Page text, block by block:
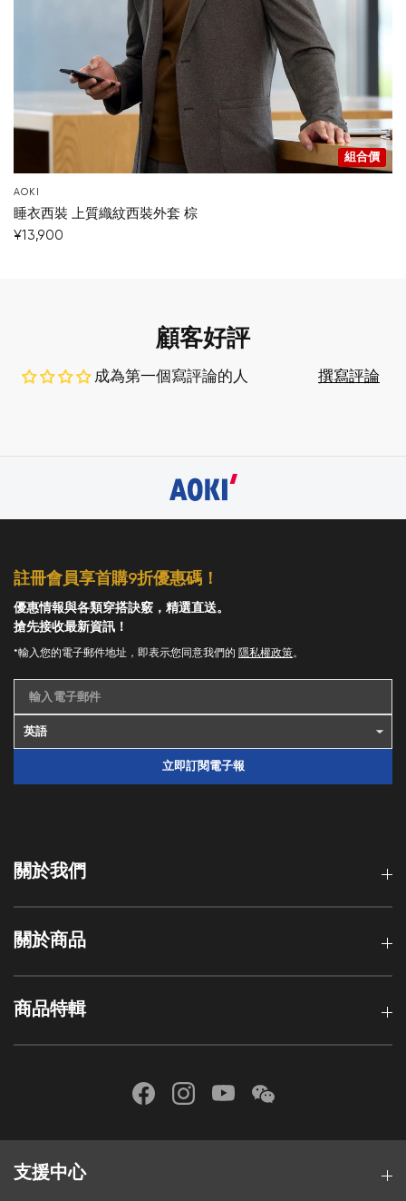
組合價
AOKI
睡衣西裝 上質織紋西裝外套 棕
¥13,900
顧客好評
成為第一個寫評論的人 撰寫評論
關於我們
關於商品
商品特輯
註冊會員享首購9折優惠碼！
優惠情報與各類穿搭訣竅，精選直送。
搶先接收最新資訊！
*輸入您的電子郵件地址，即表示您同意我們的 隱私權政策。
輸入電子郵件
立即訂閱電子報
支援中心